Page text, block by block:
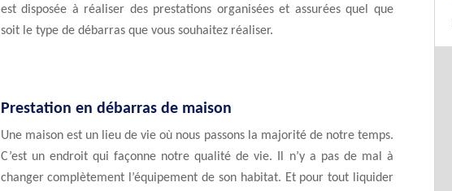
est disposée à réaliser des prestations organisées et assurées quel que
soit le type de débarras que vous souhaitez réaliser.
Prestation en débarras de maison
Une maison est un lieu de vie où nous passons la majorité de notre temps.
C’est un endroit qui façonne notre qualité de vie. Il n’y a pas de mal à
changer complètement l’équipement de son habitat. Et pour tout liquider